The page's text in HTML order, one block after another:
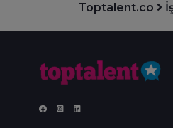
Toptalent.co